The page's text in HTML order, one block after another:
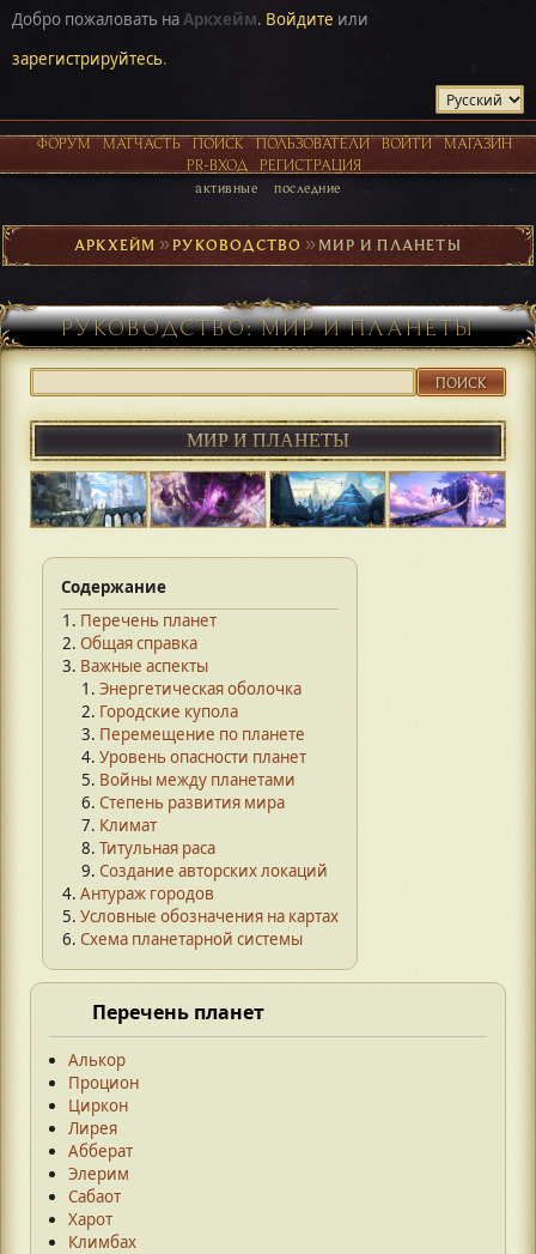
Добро пожаловать наАркхейм. Войдите или
зарегистрируйтесь.
ФОРУМ МАТЧАСТЬ ПОИСК ПОЛЬЗОВАТЕЛИ ВОЙТИ
МАГАЗИН
PR-ВХОД
РЕГИСТРАЦИЯ
активные последние
АРКХЕЙМ ►РУКОВОДСТВО ►МИР И ПЛАНЕТЫ
РУКОВОДСТВО: МИР И ПЛАНЕТЫ
ПОИСК
МИР И ПЛАНЕТЫ
Содержание
Перечень планет
Общая справка
Важные аспекты
Энергетическая оболочка
Городские купола
Перемещение по планете
Уровень опасности планет
Войны между планетами
Степень развития мира
Климат
Титульная раса
Создание авторских локаций
Антураж городов
Условные обозначения на картах
Схема планетарной системы
Перечень планет
Алькор
Процион
Циркон
Лирея
Абберат
Элерим
Сабаот
Харот
Климбах